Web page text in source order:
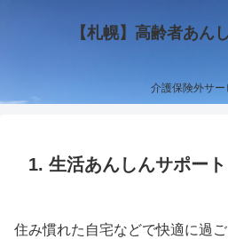
【札幌】高齢者あん
介護保険外サー
1. 生活あんしんサポート
住み慣れた自宅などで快適に過